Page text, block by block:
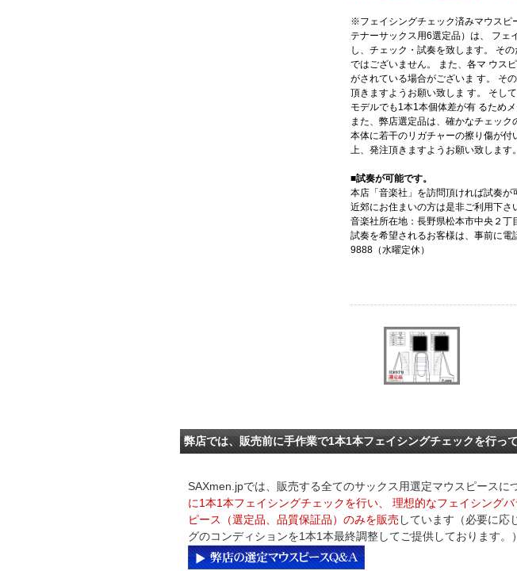
※フェイシングチェック済みマウス
テナーサックス用6選定品）は、 フェ
し、チェック・試奏を致します。 そ
ではございません。 また、各マ ウス
がされている場合がございま す。 そ
頂きますようお願い致しま す。 そし
モデルでも1本1本個体差が有 るため
また、弊店選定品は、確かなチェッ
本体に若干のリガチャーの擦り傷が
上、発注頂きますようお願い致します。
■試奏が可能です。
本店「音楽社」を訪問頂ければ試奏が
近郊にお住まいの方は是非ご利用下さ
音楽社所在地：長野県松本市中央２丁
試奏を希望されるお客様は、事前に
9888（水曜定休）
弊店では、販売前に手作業で1本1本フェイシングチェックを行っ
SAXmen.jpでは、販売する全てのサックス用選定マウスピースに
に1本1本フェイシングチェックを行い、 理想的なフェイシング
ピース（選定品、品質保証品）のみを販売 しています（必要に応
グのコンディションを1本1本最終調整してご提供しております。）